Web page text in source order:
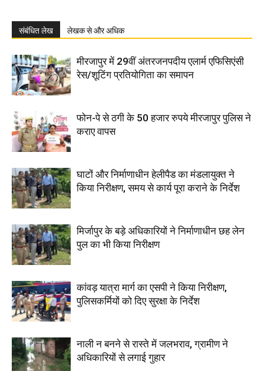
संबंधित लेख लेखक से और अधिक
मीरजापुर में 29वीं अंतरजनपदीय एलार्म एफिसिएंसी
रेस/शूटिंग प्रतियोगिता का समापन
फोन-पे से ठगी के 50 हजार रुपये मीरजापुर पुलिस ने
कराए वापस
घाटों और निर्माणाधीन हेलीपैड का मंडलायुक्त ने
किया निरीक्षण, समय से कार्य पूरा कराने के निर्देश
मिर्जापुर के बड़े अधिकारियों ने निर्माणाधीन छह लेन
पुल का भी किया निरीक्षण
कांवड़ यात्रा मार्ग का एसपी ने किया निरीक्षण,
पुलिसकर्मियों को दिए सुरक्षा के निर्देश
नाली न बनने से रास्ते में जलभराव, ग्रामीण ने
अधिकारियों से लगाई गुहार